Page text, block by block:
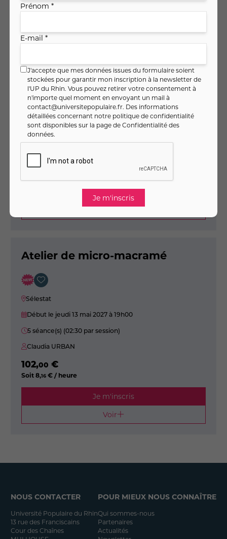
Sélestat
Début le samedi 09 janvier 2027à 14h00
5 séance(s) (02:30 par session)
Claudia URBAN
00€
Je m'inscris
Atelier de micro-macramé
Sélestat
Début le jeudi 13 mai 2027à 19h00
5 séance(s) (02:30 par session)
Claudia URBAN
102,00 €
Soit8,16 € / heure
Je m'inscris
Voir
Prénom *
E-mail *
J'accepte que mes données issues du formulaire soient
stockées pour garantir mon inscription à la newsletter de
l'UP du Rhin. Vous pouvez retirer votre consentement à
n'importe quel moment en envoyant un mail à
contact@universitepopulaire.fr. Des informations
détaillées concernant notre politique de confidentialité
sont disponibles sur la page deConfidentialité des
données.
NOUS CONTACTER
Université Populaire du Rhin
13 rue des Franciscains
Cour des Chaînes
POUR MIEUX NOUS CONNAÎTRE
Qui sommes-nous
Partenaires
Actualités